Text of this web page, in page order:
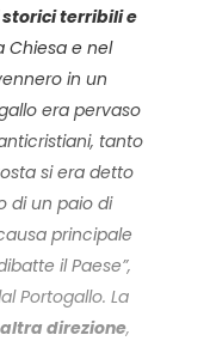
terribili e
Chiesa e nel
in un
era pervaso
tanto
si era detto
di un paio di
principale
il Paese”,
Portogallo. La
direzione,